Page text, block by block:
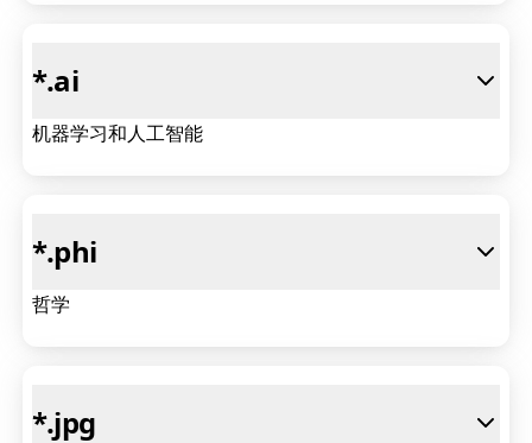
*.ai
机器学习和人工智能
*.phi
哲学
*.jpg